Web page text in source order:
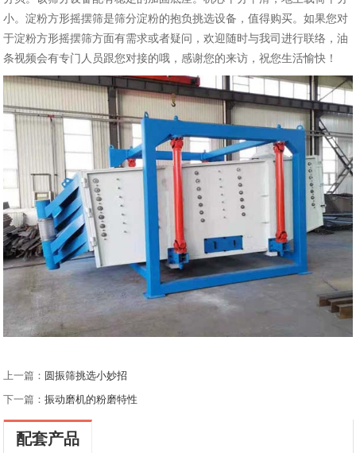
小。淀粉方形摇摆筛是筛分淀粉的抱负挑选设备，值得购买。如果您对
于淀粉方形摇摆筛方面有需求或者疑问，欢迎随时与我司进行联络，油
条视频会有专门人员跟您对接的哦，感谢您的来访，祝您生活愉快！
上一篇： 圆振筛挑选小妙招
下一篇：振动磨机的粉磨特性
配套产品